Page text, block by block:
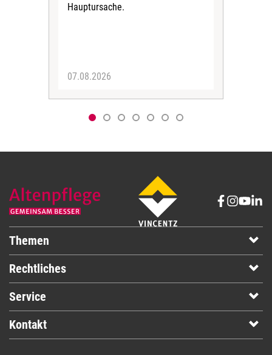
Hauptursache.
07.08.2026
Themen
Rechtliches
Service
Kontakt